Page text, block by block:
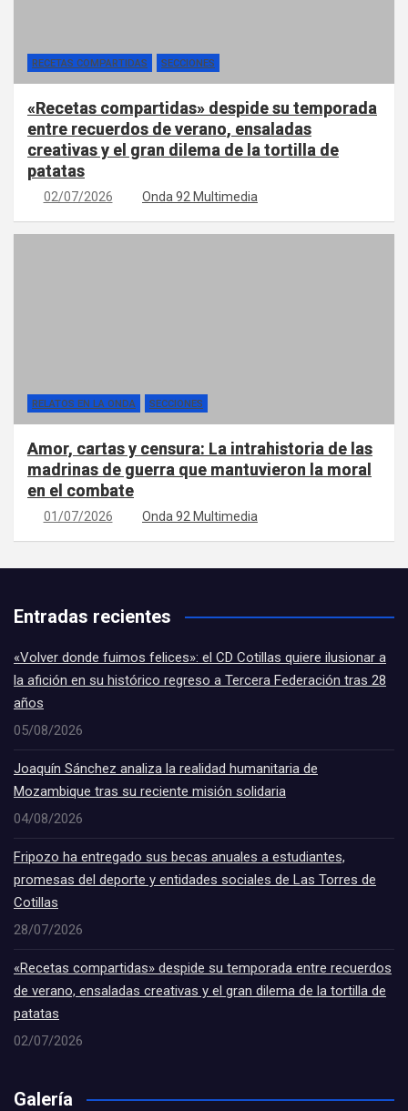
RECETAS COMPARTIDAS SECCIONES
«Recetas compartidas» despide su temporada
entre recuerdos de verano, ensaladas
creativas y el gran dilema de la tortilla de
patatas
02/07/2026 Onda 92 Multimedia
RELATOS EN LA ONDA SECCIONES
Amor, cartas y censura: La intrahistoria de las
madrinas de guerra que mantuvieron la moral
en el combate
01/07/2026 Onda 92 Multimedia
Entradas recientes
«Volver donde fuimos felices»: el CD Cotillas quiere ilusionar a
la afición en su histórico regreso a Tercera Federación tras 28
años
05/08/2026
Joaquín Sánchez analiza la realidad humanitaria de
Mozambique tras su reciente misión solidaria
04/08/2026
Fripozo ha entregado sus becas anuales a estudiantes,
promesas del deporte y entidades sociales de Las Torres de
Cotillas
28/07/2026
«Recetas compartidas» despide su temporada entre recuerdos
de verano, ensaladas creativas y el gran dilema de la tortilla de
patatas
02/07/2026
Galería